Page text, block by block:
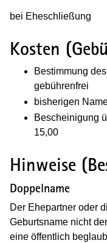
bei Eheschließung
Kosten
Bestimmung
gebührenfrei
bisherigen
Bescheinigung
15,00
Hinweise
Doppelname
Der Ehepartner oder
Geburtsname nicht
eine öffentlich